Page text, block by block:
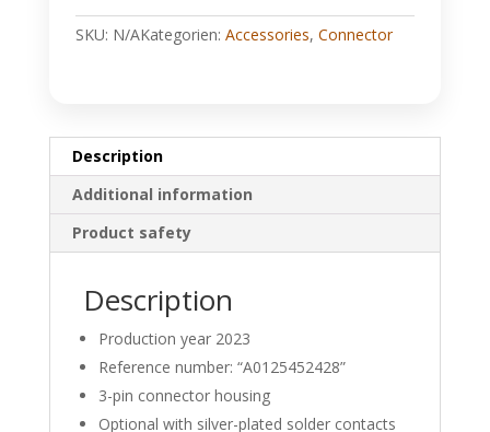
SKU: N/AKategorien: Accessories, Connector
Description
Additional information
Product safety
Description
Production year 2023
Reference number: “A0125452428”
3-pin connector housing
Optional with silver-plated solder contacts